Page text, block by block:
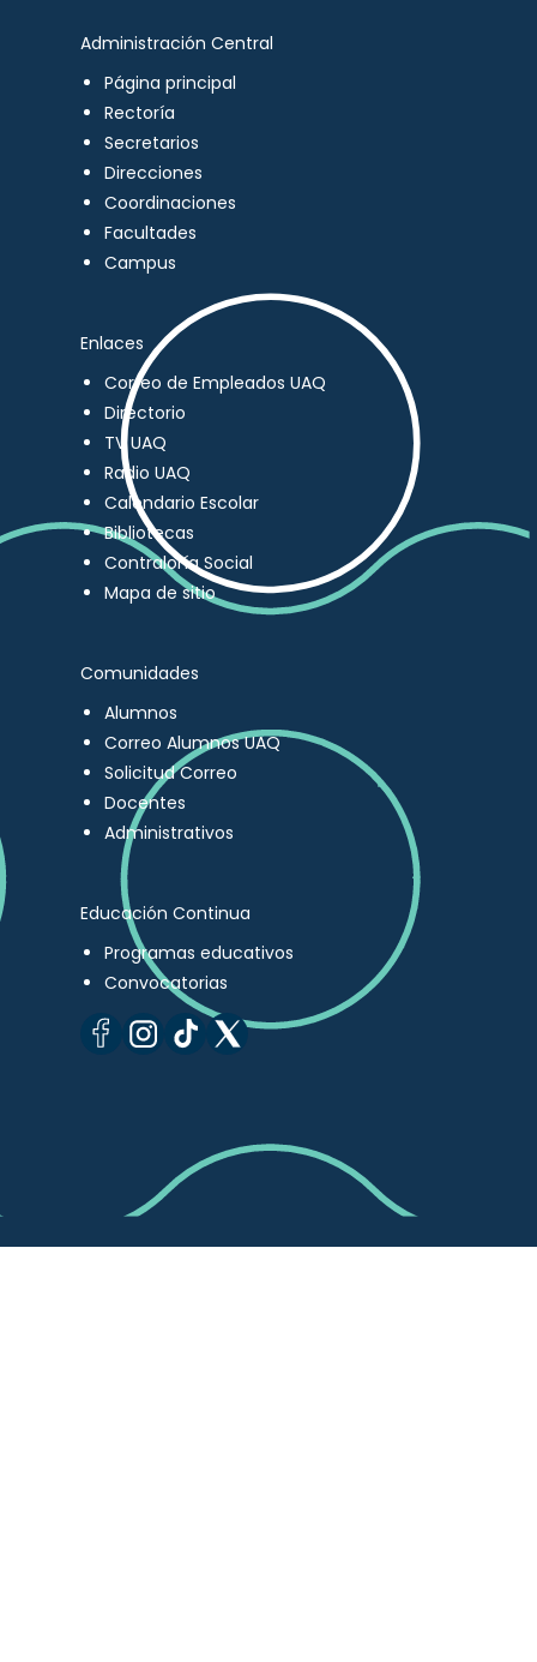
Administración Central
Página principal
Rectoría
Secretarios
Direcciones
Coordinaciones
Facultades
Campus
Enlaces
Correo de Empleados UAQ
Directorio
TV UAQ
Radio UAQ
Calendario Escolar
Bibliotecas
Contraloría Social
Mapa de sitio
Comunidades
Alumnos
Correo Alumnos UAQ
Solicitud Correo
Docentes
Administrativos
Educación Continua
Programas educativos
Convocatorias